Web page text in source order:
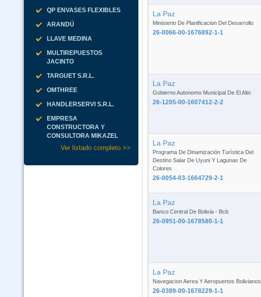
QP ENVASES FLEXIBLES
ARANDÚ
LLAVE MEDINA
MULTIREPUESTOS
JACINTO
TARGUET S.R.L.
OMTHREE
HANDLERSERVI S.R.L.
EMPRESA
CONSTRUCTORA Y
CONSULTORA MIKAZEL
Ver listado completo >>
La Paz
Ministerio De Planificacion Del Desarrollo
26-0066-00-1676892-1-1
La Paz
Gobierno Autonomo Municipal De El Alto
26-1205-00-1607412-2-2
La Paz
Programa De Dinamización Turística Del
Destino Salar De Uyuni Y Lagunas De
Colores
26-0054-03-1664729-2-1
La Paz
Banco Central De Bolivia - Bcb
26-0951-00-1678580-1-1
La Paz
Navegacion Aerea Y Aeropuertos Bolivianos
26-0389-00-1678229-1-1